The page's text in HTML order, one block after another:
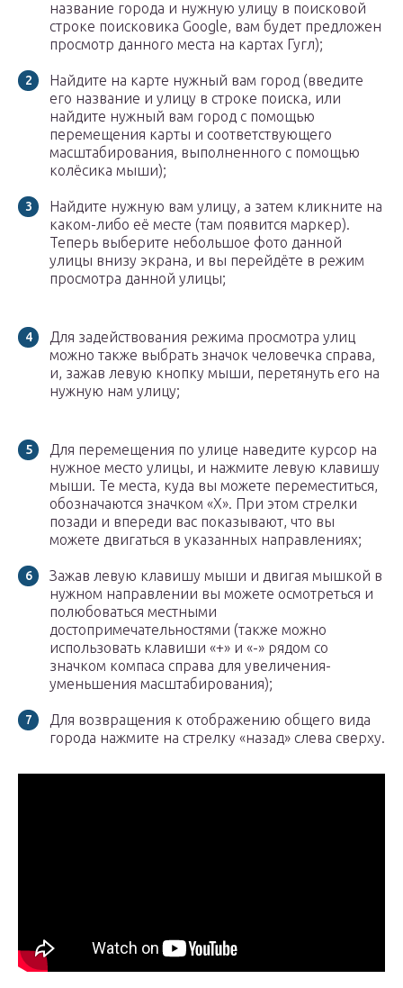
название города и нужную улицу в поисковой
строке поисковика Google, вам будет предложен
просмотр данного места на картах Гугл);
Найдите на карте нужный вам город (введите
его название и улицу в строке поиска, или
найдите нужный вам город с помощью
перемещения карты и соответствующего
масштабирования, выполненного с помощью
колёсика мыши);
Найдите нужную вам улицу, а затем кликните на
каком-либо её месте (там появится маркер).
Теперь выберите небольшое фото данной
улицы внизу экрана, и вы перейдёте в режим
просмотра данной улицы;
Для задействования режима просмотра улиц
можно также выбрать значок человечка справа,
и, зажав левую кнопку мыши, перетянуть его на
нужную нам улицу;
Для перемещения по улице наведите курсор на
нужное место улицы, и нажмите левую клавишу
мыши. Те места, куда вы можете переместиться,
обозначаются значком «Х». При этом стрелки
позади и впереди вас показывают, что вы
можете двигаться в указанных направлениях;
Зажав левую клавишу мыши и двигая мышкой в
нужном направлении вы можете осмотреться и
полюбоваться местными
достопримечательностями (также можно
использовать клавиши «+» и «-» рядом со
значком компаса справа для увеличения-
уменьшения масштабирования);
Для возвращения к отображению общего вида
города нажмите на стрелку «назад» слева сверху.